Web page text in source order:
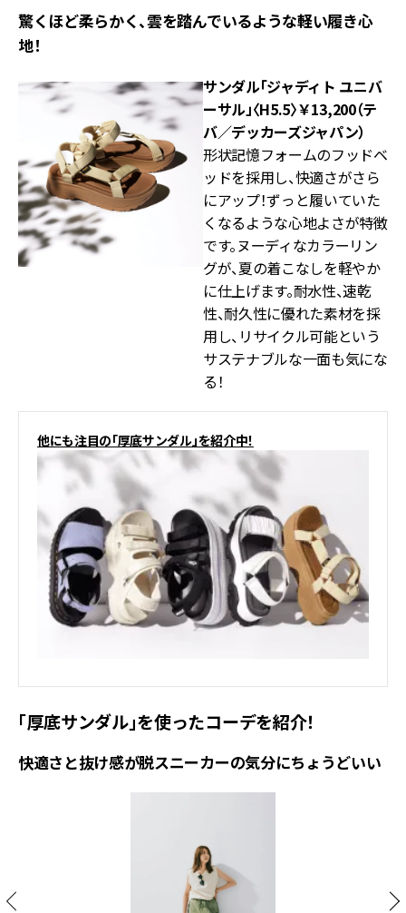
驚くほど柔らかく、雲を踏んでいるような軽い履き心
地！
サンダル「ジャディト ユニバ
ーサル」〈H5.5〉￥13,200（テ
バ／デッカーズジャパン）
形状記憶フォームのフッドベ
ッドを採用し、快適さがさら
にアップ！ずっと履いていた
くなるような心地よさが特徴
です。ヌーディなカラーリン
グが、夏の着こなしを軽やか
に仕上げます。耐水性、速乾
性、耐久性に優れた素材を採
用し、リサイクル可能という
サステナブルな一面も気にな
る！
他にも注目の「厚底サンダル」を紹介中！
「厚底サンダル」を使ったコーデを紹介！
快適さと抜け感が脱スニーカーの気分にちょうどいい